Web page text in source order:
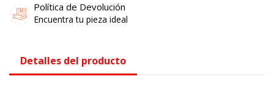
Política de Devolución
Encuentra tu pieza ideal
Detalles del producto